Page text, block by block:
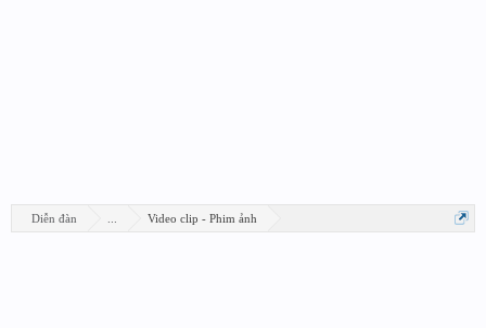
Diễn đàn Video clip - Phim ảnh